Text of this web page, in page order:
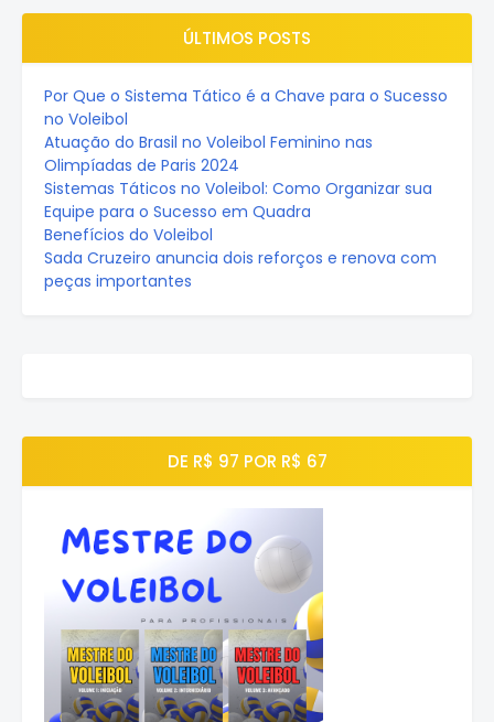
ÚLTIMOS POSTS
Por Que o Sistema Tático é a Chave para o Sucesso
no Voleibol
Atuação do Brasil no Voleibol Feminino nas
Olimpíadas de Paris 2024
Sistemas Táticos no Voleibol: Como Organizar sua
Equipe para o Sucesso em Quadra
Benefícios do Voleibol
Sada Cruzeiro anuncia dois reforços e renova com
peças importantes
DE R$ 97 POR R$ 67